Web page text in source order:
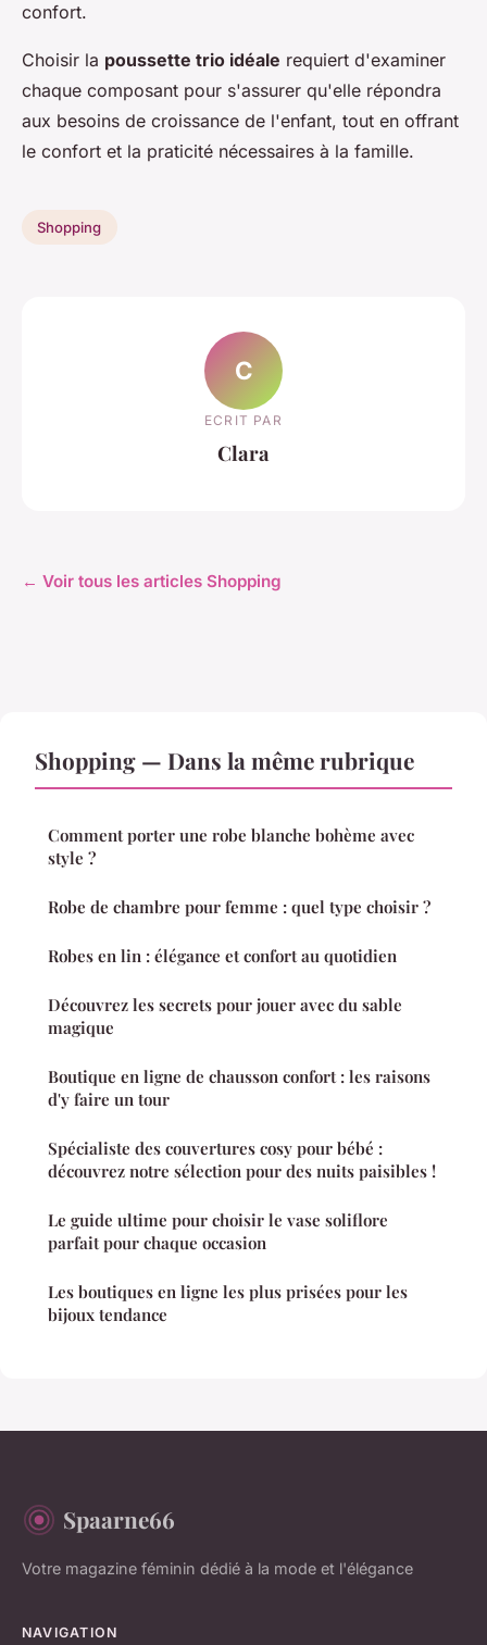
confort.
Choisir la poussette trio idéale requiert d'examiner
chaque composant pour s'assurer qu'elle répondra
aux besoins de croissance de l'enfant, tout en offrant
le confort et la praticité nécessaires à la famille.
Shopping
C
ECRIT PAR
Clara
← Voir tous les articles Shopping
Shopping — Dans la même rubrique
Comment porter une robe blanche bohème avec
style ?
Robe de chambre pour femme : quel type choisir ?
Robes en lin : élégance et confort au quotidien
Découvrez les secrets pour jouer avec du sable
magique
Boutique en ligne de chausson confort : les raisons
d'y faire un tour
Spécialiste des couvertures cosy pour bébé :
découvrez notre sélection pour des nuits paisibles !
Le guide ultime pour choisir le vase soliflore
parfait pour chaque occasion
Les boutiques en ligne les plus prisées pour les
bijoux tendance
Spaarne66
Votre magazine féminin dédié à la mode et l'élégance
NAVIGATION